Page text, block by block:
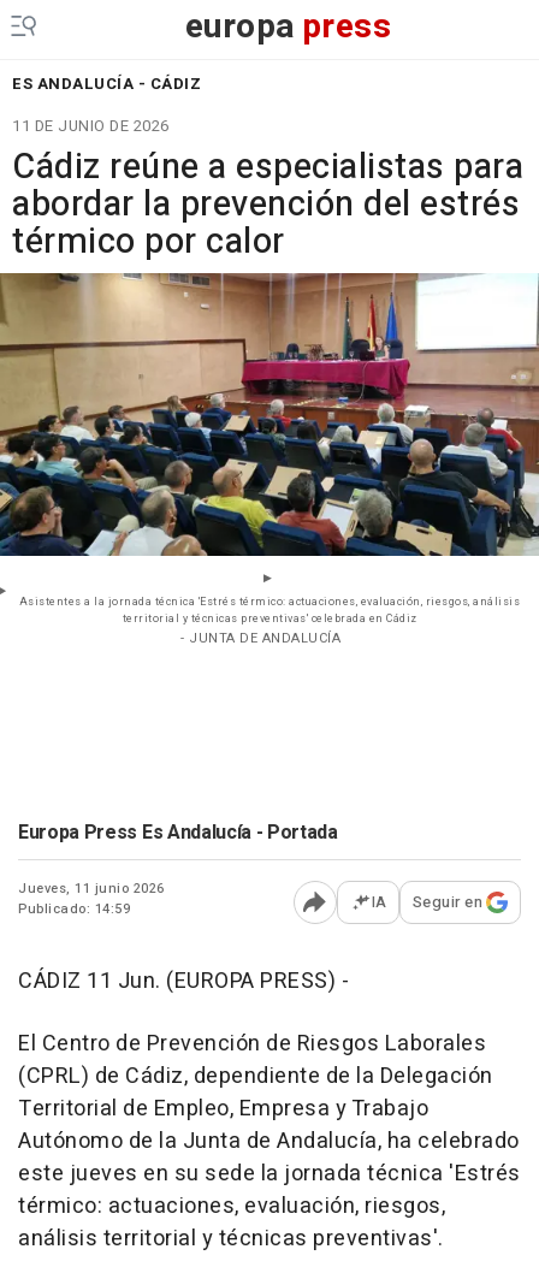
europa press
ES ANDALUCÍA - CÁDIZ
11 DE JUNIO DE 2026
Cádiz reúne a especialistas para
abordar la prevención del estrés
térmico por calor
Asistentes a la jornada técnica 'Estrés térmico: actuaciones, evaluación, riesgos, análisis
territorial y técnicas preventivas' celebrada en Cádiz
- JUNTA DE ANDALUCÍA
Europa Press Es Andalucía - Portada
Jueves, 11 junio 2026
Publicado: 14:59
Abrir opciones para
IA Seguir en
CÁDIZ 11 Jun. (EUROPA PRESS) -
El Centro de Prevención de Riesgos Laborales
(CPRL) de Cádiz, dependiente de la Delegación
Territorial de Empleo, Empresa y Trabajo
Autónomo de la Junta de Andalucía, ha celebrado
este jueves en su sede la jornada técnica 'Estrés
térmico: actuaciones, evaluación, riesgos,
análisis territorial y técnicas preventivas'.